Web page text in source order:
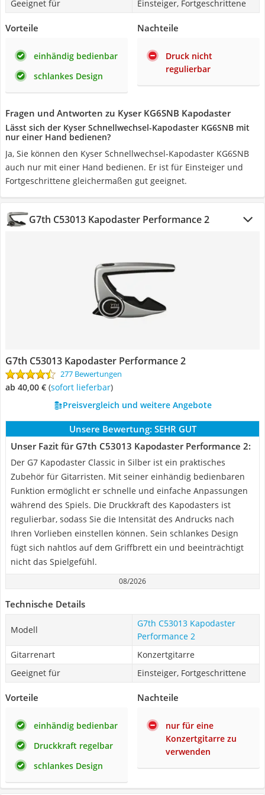
Geeignet für Einsteiger, Fortgeschrittene
Vorteile
einhändig bedienbar
schlankes Design
Nachteile
Druck nicht
regulierbar
Fragen und Antworten zu Kyser KG6SNB Kapodaster
Lässt sich der Kyser Schnellwechsel-Kapodaster KG6SNB mit
nur einer Hand bedienen?
Ja, Sie können den Kyser Schnellwechsel-Kapodaster KG6SNB
auch nur mit einer Hand bedienen. Er ist für Einsteiger und
Fortgeschrittene gleichermaßen gut geeignet.
G7th C53013 Kapodaster Performance 2
G7th C53013 Kapodaster Performance 2
277 Bewertungen
ab 40,00 € ( Sofort lieferbar)
Preisvergleich und weitere Angebote
Unsere Bewertung: SEHR GUT
Unser Fazit für G7th C53013 Kapodaster Performance 2:
Der G7 Kapodaster Classic in Silber ist ein praktisches
Zubehör für Gitarristen. Mit seiner einhändig bedienbaren
Funktion ermöglicht er schnelle und einfache Anpassungen
während des Spiels. Die Druckkraft des Kapodasters ist
regulierbar, sodass Sie die Intensität des Andrucks nach
Ihren Vorlieben einstellen können. Sein schlankes Design
fügt sich nahtlos auf dem Griffbrett ein und beeinträchtigt
nicht das Spielgefühl.
08/2026
Technische Details
Modell
G7th C53013 Kapodaster
Performance 2
Gitarrenart
Konzertgitarre
Geeignet für
Einsteiger, Fortgeschrittene
Vorteile
einhändig bedienbar
Druckkraft regelbar
schlankes Design
Nachteile
nur für eine
Konzertgitarre zu
verwenden